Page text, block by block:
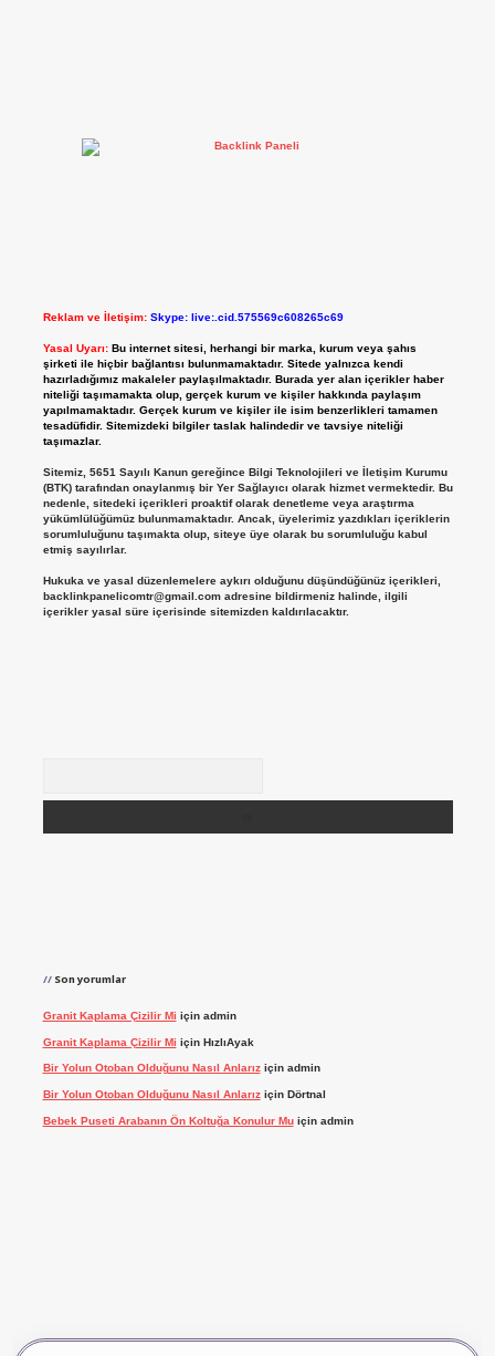
Reklam ve İletişim: Skype: live:.cid.575569c608265c69
Yasal Uyarı: Bu internet sitesi, herhangi bir marka, kurum veya şahıs
şirketi ile hiçbir bağlantısı bulunmamaktadır. Sitede yalnızca kendi
hazırladığımız makaleler paylaşılmaktadır. Burada yer alan içerikler haber
niteliği taşımamakta olup, gerçek kurum ve kişiler hakkında paylaşım
yapılmamaktadır. Gerçek kurum ve kişiler ile isim benzerlikleri tamamen
tesadüfidir. Sitemizdeki bilgiler taslak halindedir ve tavsiye niteliği
taşımazlar.
Sitemiz, 5651 Sayılı Kanun gereğince Bilgi Teknolojileri ve İletişim Kurumu
(BTK) tarafından onaylanmış bir Yer Sağlayıcı olarak hizmet vermektedir. Bu
nedenle, sitedeki içerikleri proaktif olarak denetleme veya araştırma
yükümlülüğümüz bulunmamaktadır. Ancak, üyelerimiz yazdıkları içeriklerin
sorumluluğunu taşımakta olup, siteye üye olarak bu sorumluluğu kabul
etmiş sayılırlar.
Hukuka ve yasal düzenlemelere aykırı olduğunu düşündüğünüz içerikleri,
backlinkpanelicomtr@gmail.comadresine bildirmeniz halinde, ilgili
içerikler yasal süre içerisinde sitemizden kaldırılacaktır.
Son yorumlar
Granit Kaplama Çizilir Mi için admin
Granit Kaplama Çizilir Mi için HızlıAyak
Bir Yolun Otoban Olduğunu Nasıl Anlarıziçin admin
Bir Yolun Otoban Olduğunu Nasıl Anlarıziçin Dörtnal
Bebek Puseti Arabanın Ön Koltuğa Konulur Muiçin admin